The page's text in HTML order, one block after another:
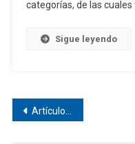
categorías, de las cuales
Sigue leyendo
Navegación
de
Artículos antiguos